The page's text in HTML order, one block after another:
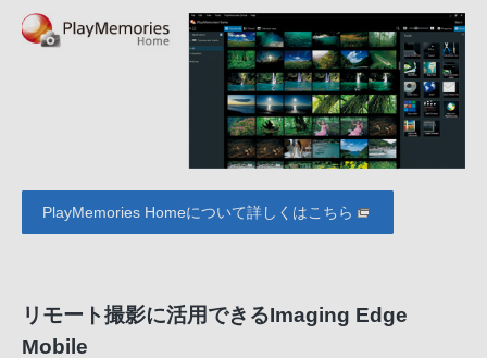
PlayMemories Homeについて詳しくはこちら
リモート撮影に活用できるImaging Edge
Mobile